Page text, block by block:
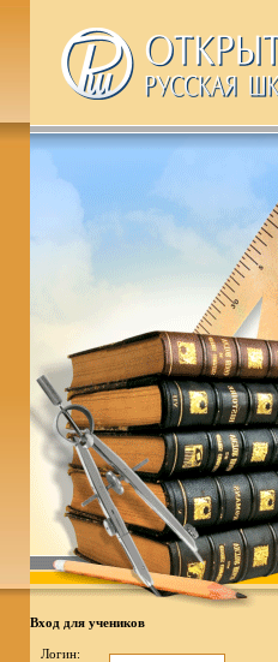
Вход для учеников
Логин: